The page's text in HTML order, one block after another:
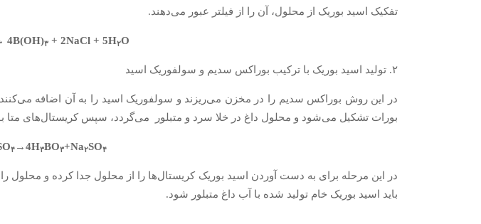
تفکیک اسید بوریک از محلول، آن را از فیلتر عبور می‌دهند.
4B(OH)۳ + 2NaCl + 5H۲O
۲. تولید اسید بوریک با ترکیب بوراکس سدیم و سولفوریک اسید
بورات تشکیل می‌شود و محلول داغ در خلا سرد و متبلور می‌گردد، سپس کریستال‌های متا
۴ →4H۳BO۳+Na۲SO۴
در این مرحله برای به دست آوردن اسید بوریک کریستال‌ها را از محلول جدا کرده و
باید اسید بوریک خام تولید شده با آب داغ متبلور شود.